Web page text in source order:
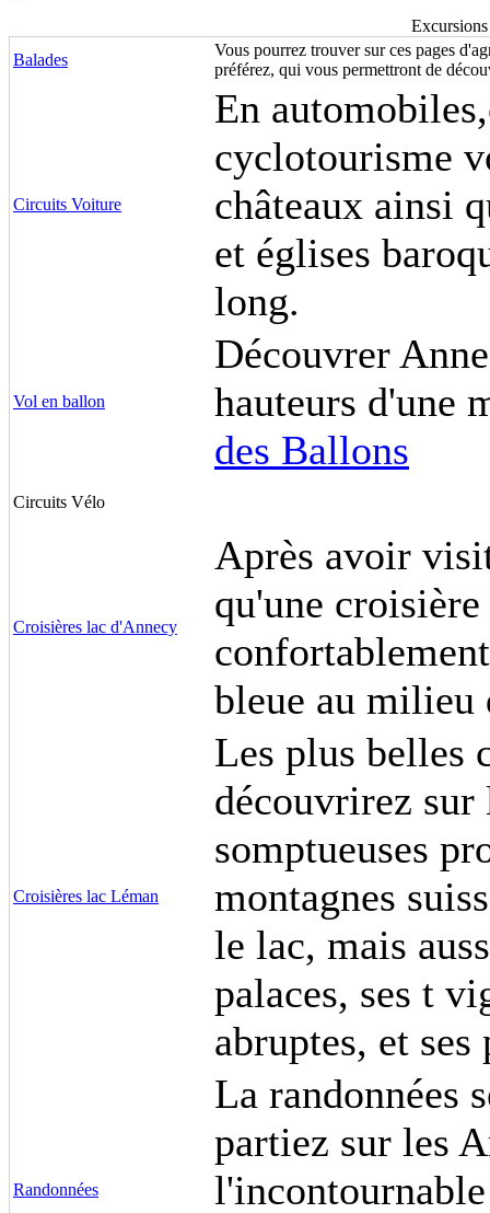
Balades
Vous pourrez trouver sur ces pages
préférez, qui vous permettront de
Circuits Voiture
En
cyclotourisme
châteaux ainsi
et églises
long.
Vol en ballon
Découvrer
hauteurs d'une
des Ballons
Circuits Vélo
Croisières lac d'Annecy
Après avoir
qu'une
bleue au milieu
Croisières lac Léman
Les plus belles
découvrirez sur
somptueuses
montagnes
le lac, mais
palaces, ses t
abruptes, et
Randonnées
La randonnées
partiez sur les